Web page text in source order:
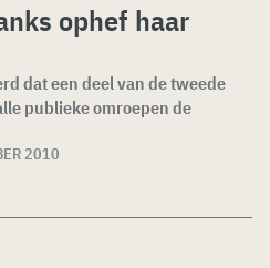
ophef haar
dat een deel van de tweede
publieke omroepen de
2010